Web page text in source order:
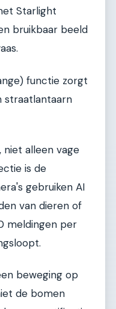
Starlight
bruikbaar beeld
functie zorgt
straatlantaarn
alleen vage
is de
gebruiken AI
van dieren of
meldingen per
beweging op
de bomen